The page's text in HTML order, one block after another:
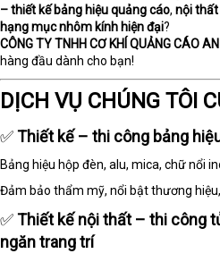
– thiết kế bảng hiệu quảng cáo, nội thất
hạng mục nhôm kính hiện đại?
CÔNG TY TNHH CƠ KHÍ QUẢNG CÁO
hàng đầu dành cho bạn!
DỊCH VỤ CHÚNG TÔI
✅Thiết kế – thi công bảng
Bảng hiệu hộp đèn, alu, mica, chữ nổi
Đảm bảo thẩm mỹ, nổi bật thương
✅Thiết kế nội thất – thi công
ngăn trang trí